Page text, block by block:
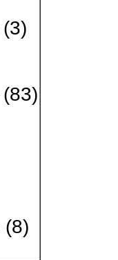
(3)
(83)
(8)